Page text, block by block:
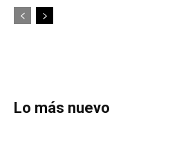
Lo más nuevo